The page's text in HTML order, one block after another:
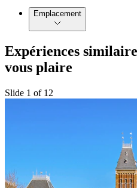
Emplacement
Expériences
vous plaire
Slide 1 of 12